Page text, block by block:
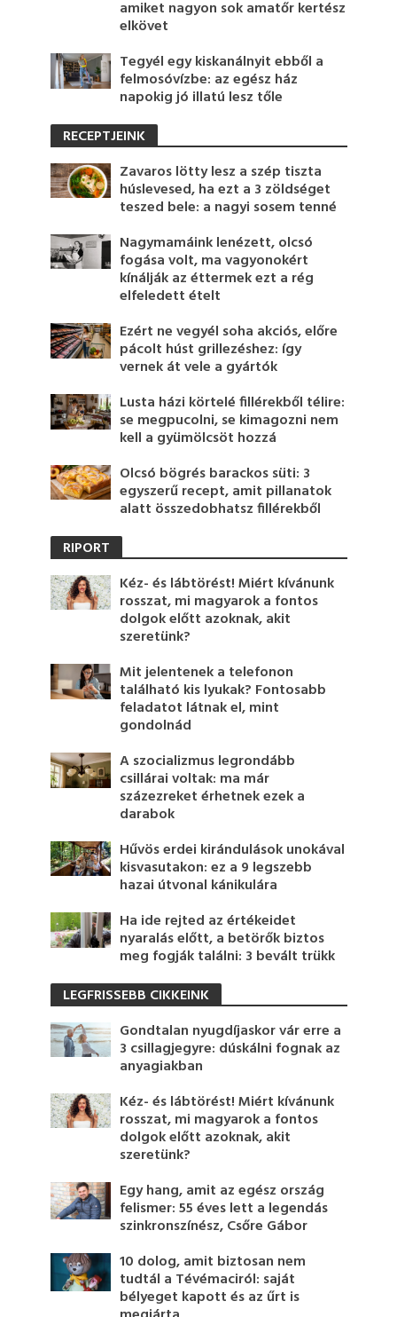
amiket nagyon sok amatőr kertész
elkövet
Tegyél egy kiskanálnyit ebből a
felmosóvízbe: az egész ház
napokig jó illatú lesz tőle
RECEPTJEINK
Zavaros lötty lesz a szép tiszta
húslevesed, ha ezt a 3 zöldséget
teszed bele: a nagyi sosem tenné
Nagymamáink lenézett, olcsó
fogása volt, ma vagyonokért
kínálják az éttermek ezt a rég
elfeledett ételt
Ezért ne vegyél soha akciós, előre
pácolt húst grillezéshez: így
vernek át vele a gyártók
Lusta házi körtelé fillérekből télire:
se megpucolni, se kimagozni nem
kell a gyümölcsöt hozzá
Olcsó bögrés barackos süti: 3
egyszerű recept, amit pillanatok
alatt összedobhatsz fillérekből
RIPORT
Kéz- és lábtörést! Miért kívánunk
rosszat, mi magyarok a fontos
dolgok előtt azoknak, akit
szeretünk?
Mit jelentenek a telefonon
található kis lyukak? Fontosabb
feladatot látnak el, mint
gondolnád
A szocializmus legrondább
csillárai voltak: ma már
százezreket érhetnek ezek a
darabok
Hűvös erdei kirándulások unokával
kisvasutakon: ez a 9 legszebb
hazai útvonal kánikulára
Ha ide rejted az értékeidet
nyaralás előtt, a betörők biztos
meg fogják találni: 3 bevált trükk
LEGFRISSEBB CIKKEINK
Gondtalan nyugdíjaskor vár erre a
3 csillagjegyre: dúskálni fognak az
anyagiakban
Kéz- és lábtörést! Miért kívánunk
rosszat, mi magyarok a fontos
dolgok előtt azoknak, akit
szeretünk?
Egy hang, amit az egész ország
felismer: 55 éves lett a legendás
szinkronszínész, Csőre Gábor
10 dolog, amit biztosan nem
tudtál a Tévémaciról: saját
bélyeget kapott és az űrt is